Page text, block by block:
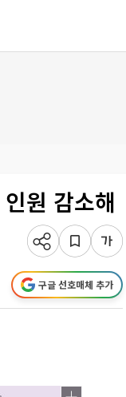
원 감소해
구글 선호매체 추가